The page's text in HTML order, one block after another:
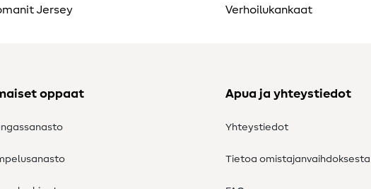
Jersey
Verhoilukankaat
oppaat Apua ja yhteystiedot
Yhteystiedot
Tietoa omistajanvaihdoksesta